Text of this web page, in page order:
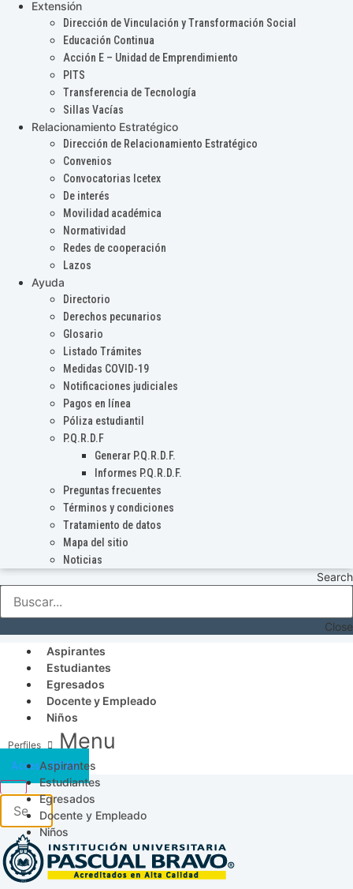
Extensión
Dirección de Vinculación y Transformación Social
Educación Continua
Acción E – Unidad de Emprendimiento
PITS
Transferencia de Tecnología
Sillas Vacías
Relacionamiento Estratégico
Dirección de Relacionamiento Estratégico
Convenios
Convocatorias Icetex
De interés
Movilidad académica
Normatividad
Redes de cooperación
Lazos
Ayuda
Directorio
Derechos pecunarios
Glosario
Listado Trámites
Medidas COVID-19
Notificaciones judiciales
Pagos en línea
Póliza estudiantil
P.Q.R.D.F
Generar P.Q.R.D.F.
Informes P.Q.R.D.F.
Preguntas frecuentes
Términos y condiciones
Tratamiento de datos
Mapa del sitio
Noticias
Search
Close
Aspirantes
Estudiantes
Egresados
Docente y Empleado
Niños
Menu
Aspirantes
Estudiantes
Egresados
Docente y Empleado
Niños
Acceso SICAU